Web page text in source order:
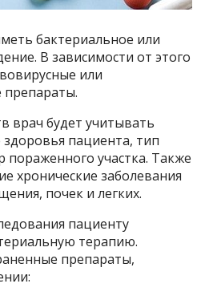
бактериальное или
В зависимости от этого
или
препараты.
врач будет учитывать
здоровья пациента, тип
участка. Также
хронические заболевания
почек и легких.
пациенту
терапию.
препараты,